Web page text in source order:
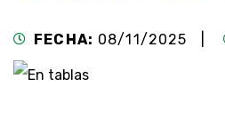
FECHA: 08/11/2025 |